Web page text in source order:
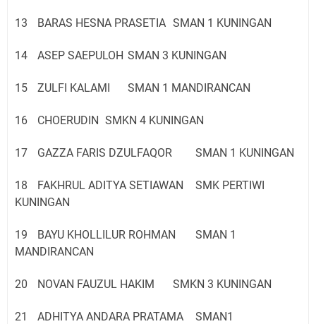
13 BARAS HESNA PRASETIA SMAN 1 KUNINGAN
14 ASEP SAEPULOH SMAN 3 KUNINGAN
15 ZULFI KALAMI SMAN 1 MANDIRANCAN
16 CHOERUDIN SMKN 4 KUNINGAN
17 GAZZA FARIS DZULFAQOR SMAN 1 KUNINGAN
18 FAKHRUL ADITYA SETIAWAN
SMK PERTIWI
KUNINGAN
19 BAYU KHOLLILUR ROHMAN
SMAN 1
MANDIRANCAN
20 NOVAN FAUZUL HAKIM SMKN 3 KUNINGAN
21 ADHITYA ANDARA PRATAMA
SMAN1